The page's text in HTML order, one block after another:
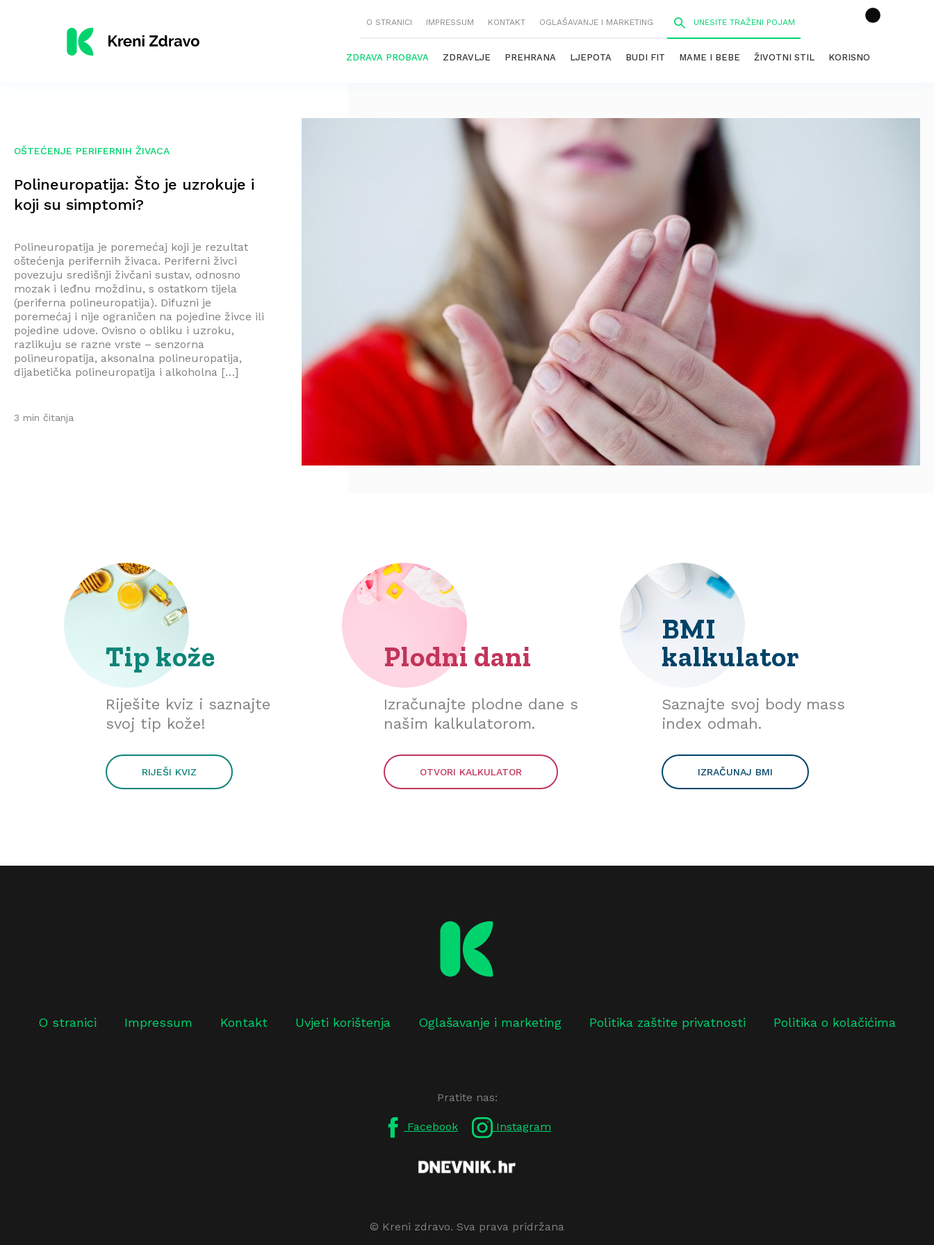
O STRANICI IMPRESSUM KONTAKT OGLAŠAVANJE I MARKETING
ZDRAVA PROBAVA ZDRAVLJE PREHRANA LJEPOTA BUDI FIT MAME I BEBE ŽIVOTNI STIL KORISNO
OŠTEĆENJE PERIFERNIH ŽIVACA
Polineuropatija: Što je uzrokuje i
koji su simptomi?
Polineuropatija je poremećaj koji je rezultat
oštećenja perifernih živaca. Periferni živci
povezuju središnji živčani sustav, odnosno
mozak i leđnu moždinu, s ostatkom tijela
(periferna polineuropatija). Difuzni je
poremećaj i nije ograničen na pojedine živce ili
pojedine udove. Ovisno o obliku i uzroku,
razlikuju se razne vrste – senzorna
polineuropatija, aksonalna polineuropatija,
dijabetička polineuropatija i alkoholna […]
3 min čitanja
Tip kože
Riješite kviz i saznajte
svoj tip kože!
RIJEŠI KVIZ
Plodni dani
Izračunajte plodne dane s
našim kalkulatorom.
OTVORI KALKULATOR
BMI
kalkulator
Saznajte svoj body mass
index odmah.
IZRAČUNAJ BMI
O stranici Impressum Kontakt Uvjeti korištenja Oglašavanje i marketing Politika zaštite privatnosti Politika o kolačićima
Pratite nas:
Facebook Instagram
© Kreni zdravo. Sva prava pridržana